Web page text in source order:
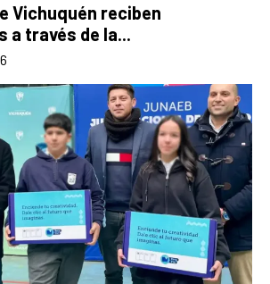
Vichuquén reciben
a través de la...